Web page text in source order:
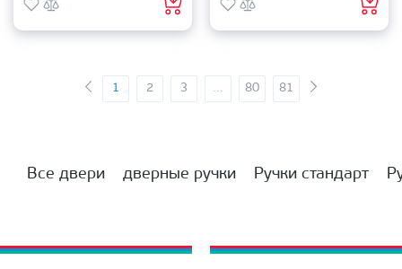
1 2 3 ... 80 81
Все двери дверные ручки Ручки стандарт